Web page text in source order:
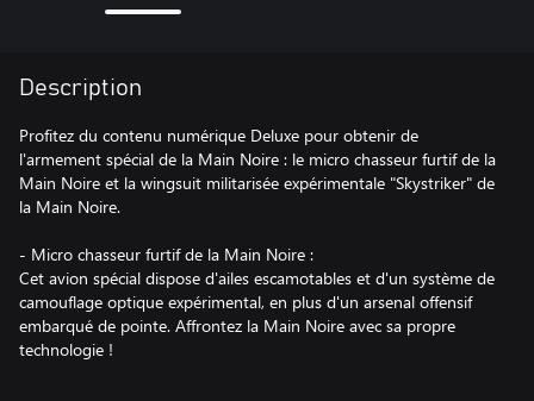
Description
Profitez du contenu numérique Deluxe pour obtenir de
l'armement spécial de la Main Noire : le micro chasseur furtif de la
Main Noire et la wingsuit militarisée expérimentale "Skystriker" de
la Main Noire.
- Micro chasseur furtif de la Main Noire :
Cet avion spécial dispose d'ailes escamotables et d'un système de
camouflage optique expérimental, en plus d'un arsenal offensif
embarqué de pointe. Affrontez la Main Noire avec sa propre
technologie !